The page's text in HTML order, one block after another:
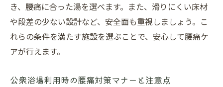
き、腰痛に合った湯を選べます。また、滑りにくい床材
や段差の少ない設計など、安全面も重視しましょう。こ
れらの条件を満たす施設を選ぶことで、安心して腰痛ケ
アが行えます。
公衆浴場利用時の腰痛対策マナーと注意点